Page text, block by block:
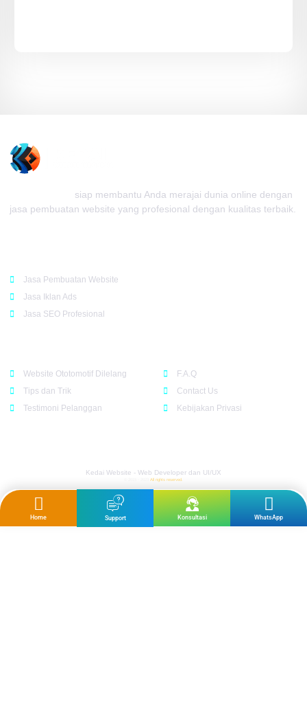
siap membantu Anda merajai dunia online dengan
jasa pembuatan website yang profesional dengan kualitas terbaik.
Jasa Pembuatan Website
Jasa Iklan Ads
Jasa SEO Profesional
Website Ototomotif Dilelang
Tips dan Trik
Testimoni Pelanggan
F.A.Q
Contact Us
Kebijakan Privasi
Kedai Website - Web Developer dan UI/UX
All rights reserved.
Home Support Konsultasi WhatsApp